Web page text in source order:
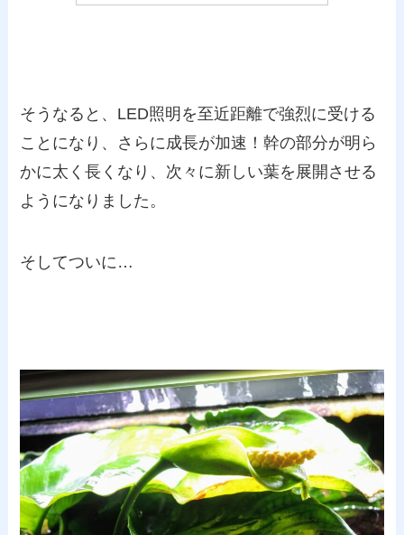
そうなると、LED照明を至近距離で強烈に受ける
ことになり、さらに成長が加速！幹の部分が明ら
かに太く長くなり、次々に新しい葉を展開させる
ようになりました。
そしてついに…